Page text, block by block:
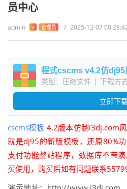
员中心
admin V 管理员 / 2025-12-07
类型：压缩文件 | 下载方
立即下
cscms模板 4.2版本仿制i3dj.com
就是dj95的新版模板，还原80%
支付功能整站程序，数据库不带
买使用，购买后如有问题联系